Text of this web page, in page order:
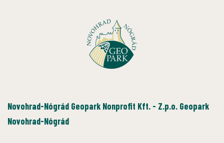
Novohrad-Nógrád Geopark Nonprofit Kft. - Z.p.o. Geopark
Novohrad-Nógrád